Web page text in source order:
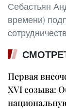
Себастьян
времени)
Первая
XVI созыва: